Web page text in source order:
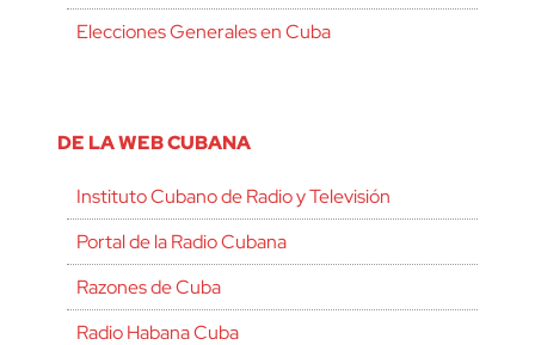
Elecciones Generales en Cuba
DE LA WEB CUBANA
Instituto Cubano de Radio y Televisión
Portal de la Radio Cubana
Razones de Cuba
Radio Habana Cuba